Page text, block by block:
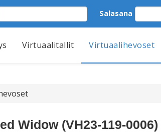
Salasana
Virtuaalitallit Virtuaalihevoset
Widow (VH23-119-0006)